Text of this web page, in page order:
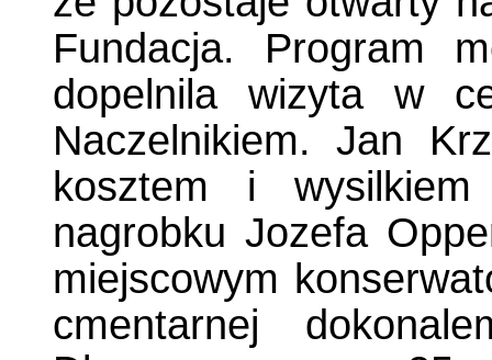
Fundacja. Program
dopelnila wizyta w
Naczelnikiem. Jan
kosztem i
nagrobku Jozefa
miejscowym
cmentarnej